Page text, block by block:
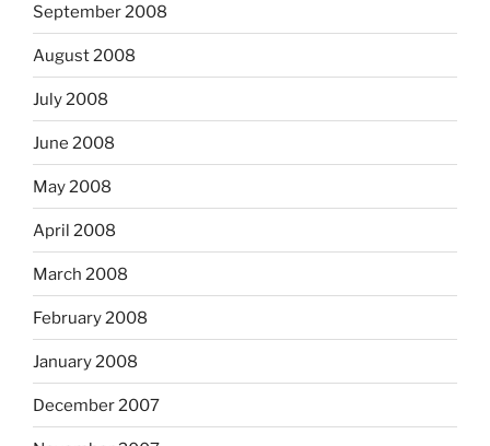
September 2008
August 2008
July 2008
June 2008
May 2008
April 2008
March 2008
February 2008
January 2008
December 2007